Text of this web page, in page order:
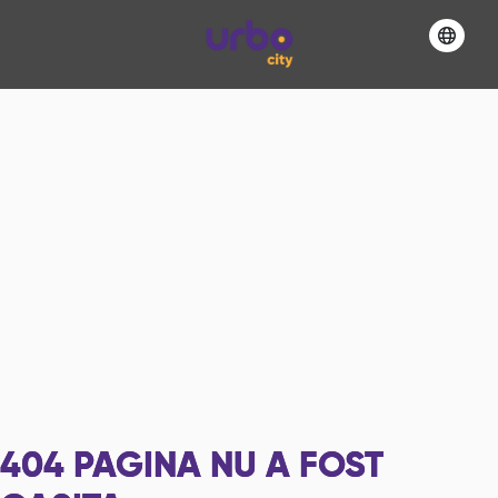
404 PAGINA NU A FOST